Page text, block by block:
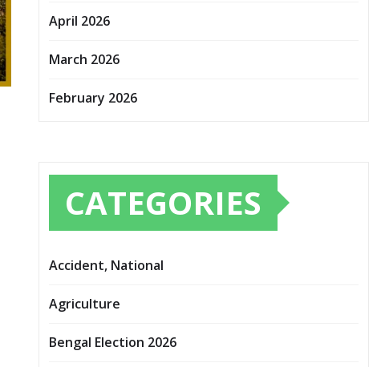
April 2026
March 2026
February 2026
CATEGORIES
Accident, National
Agriculture
Bengal Election 2026